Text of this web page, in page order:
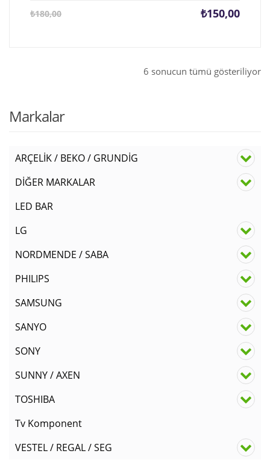
₺180,00 ₺150,00
Şu
6 sonucun tümü gösteriliyor
Markalar
ARÇELİK / BEKO / GRUNDİG
DİĞER MARKALAR
LED BAR
LG
NORDMENDE / SABA
PHILIPS
SAMSUNG
SANYO
SONY
SUNNY / AXEN
TOSHIBA
Tv Komponent
VESTEL / REGAL / SEG